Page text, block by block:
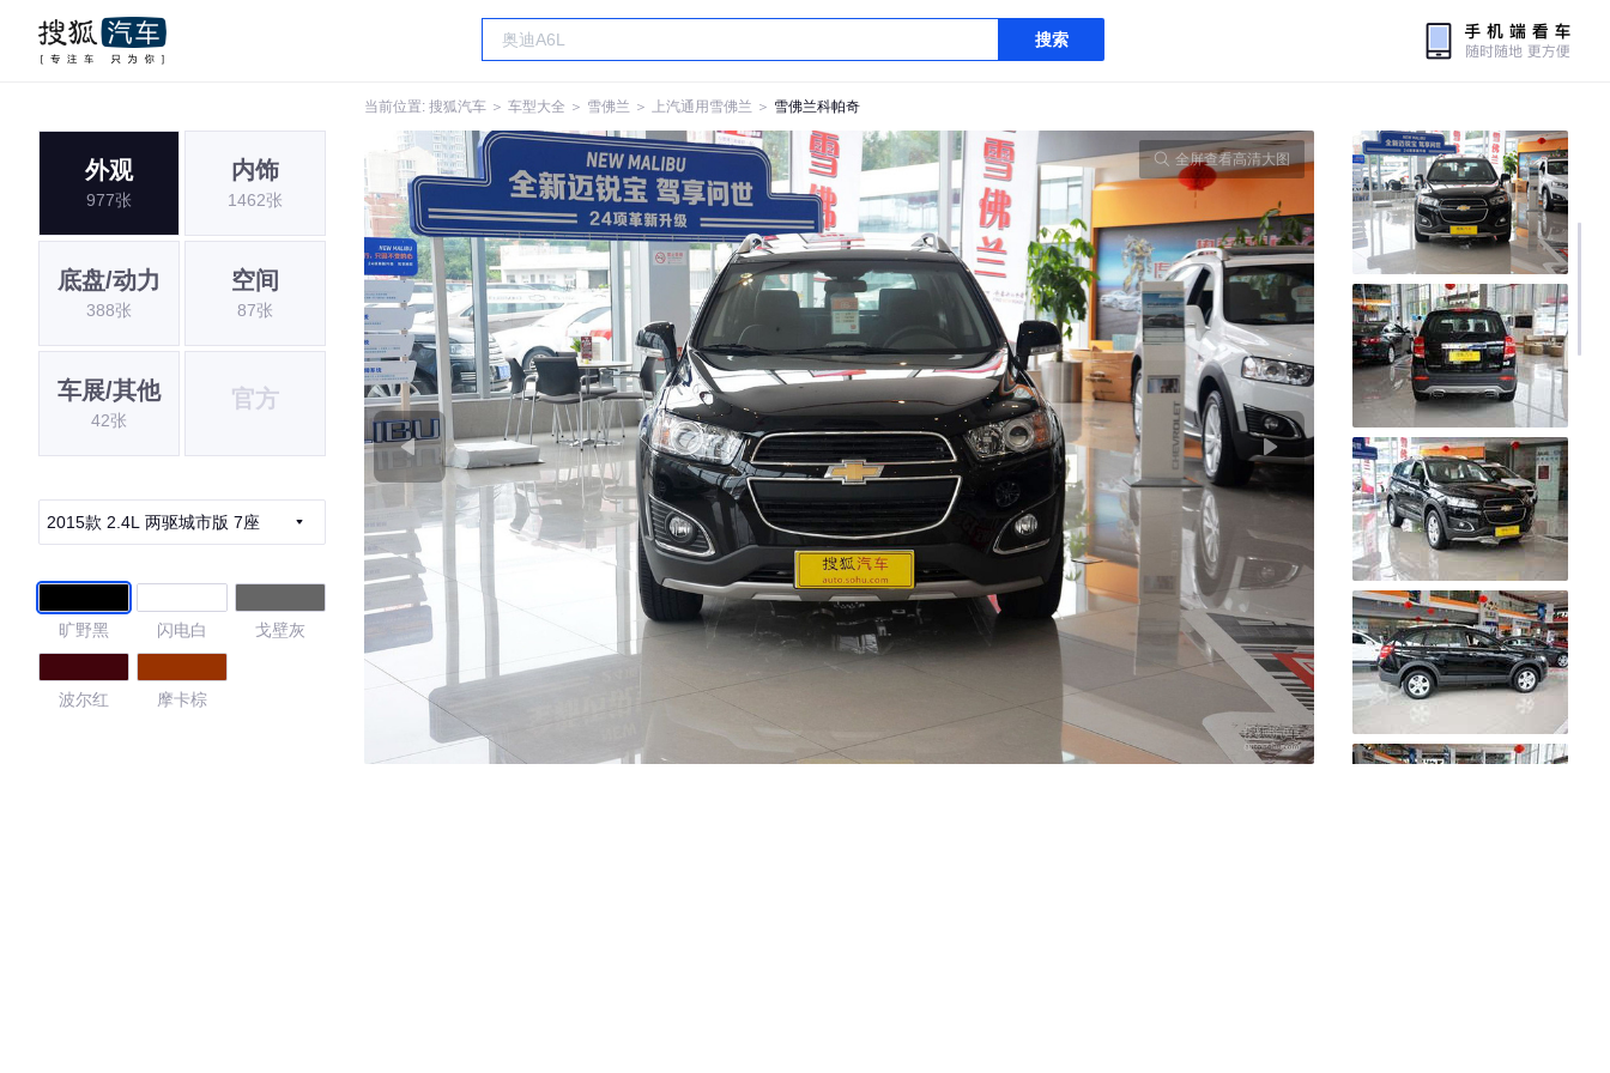
搜索
当前位置: 搜狐汽车 ＞ 车型大全 ＞ 雪佛兰 ＞ 上汽通用雪佛兰 ＞ 雪佛兰科帕奇
外观
977张
内饰
1462张
底盘/动力
388张
空间
87张
车展/其他
42张
官方
2015款 2.4L 两驱城市版 7座
旷野黑 闪电白 戈壁灰
波尔红 摩卡棕
全屏查看高清大图